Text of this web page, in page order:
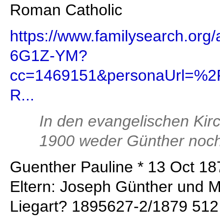
Roman Catholic
https://
6G1Z-YM?
R...
In den evangelischen
1900 weder Günther
Guenther Pauline * 13 Oct
Eltern: Joseph Günther und
Liegart? 1895627-2/1879